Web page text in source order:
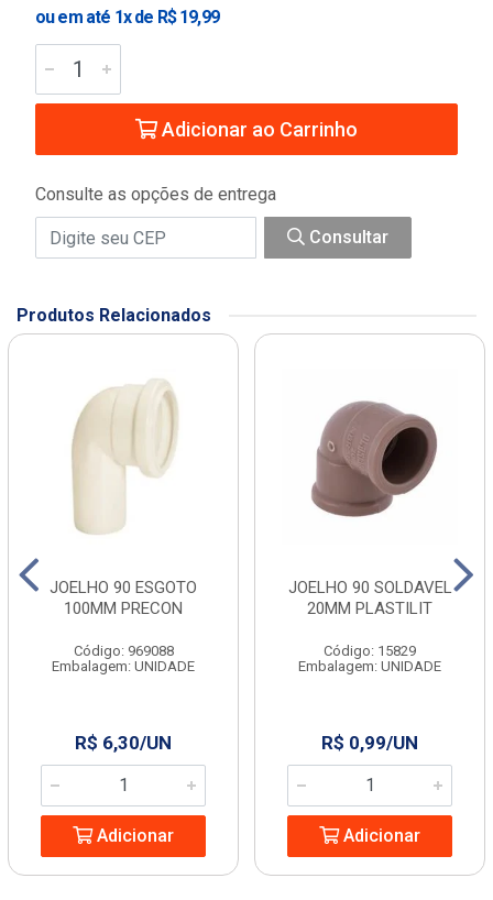
ou em até 1x de R$ 19,99
Adicionar ao Carrinho
Consulte as opções de entrega
Consultar
Produtos Relacionados
JOELHO 90 ESGOTO
100MM PRECON
Código: 969088
Embalagem: UNIDADE
R$ 6,30/UN
Adicionar
JOELHO 90 SOLDAVEL
20MM PLASTILIT
Código: 15829
Embalagem: UNIDADE
R$ 0,99/UN
Adicionar